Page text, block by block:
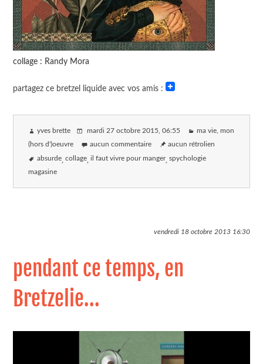
collage : Randy Mora
partagez ce bretzel liquide avec vos amis :
yves brette mardi 27 octobre 2015, 06:55 ma vie, mon
(hors d')oeuvre aucun commentaire aucun rétrolien
absurde collage il faut vivre pour manger spychologie
magasine
vendredi 18 octobre 201316:30
pendant ce temps, en
Bretzelie...